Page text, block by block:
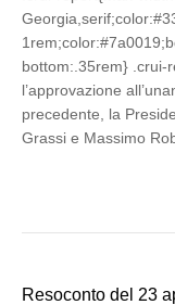
bottom:.35rem} .crui-
l’approvazione
precedente, la
Grassi e Massimo
Resoconto del 23